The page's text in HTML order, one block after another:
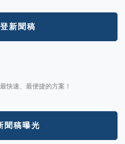
新聞稿
快速、最便捷的方案！
聞稿曝光